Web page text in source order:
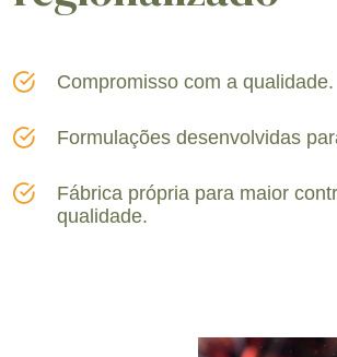
Compromisso com a qualidade.
Formulações desenvolvidas
Fábrica própria para maior
qualidade.